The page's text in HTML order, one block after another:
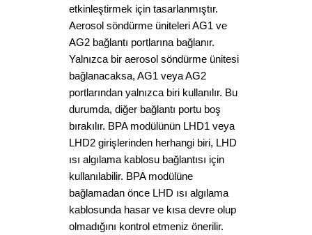
etkinleştirmek için tasarlanmıştır.
Aerosol söndürme üniteleri AG1 ve
AG2 bağlantı portlarına bağlanır.
Yalnızca bir aerosol söndürme ünitesi
bağlanacaksa, AG1 veya AG2
portlarından yalnızca biri kullanılır. Bu
durumda, diğer bağlantı portu boş
bırakılır. BPA modülünün LHD1 veya
LHD2 girişlerinden herhangi biri, LHD
ısı algılama kablosu bağlantısı için
kullanılabilir. BPA modülüne
bağlamadan önce LHD ısı algılama
kablosunda hasar ve kısa devre olup
olmadığını kontrol etmeniz önerilir.